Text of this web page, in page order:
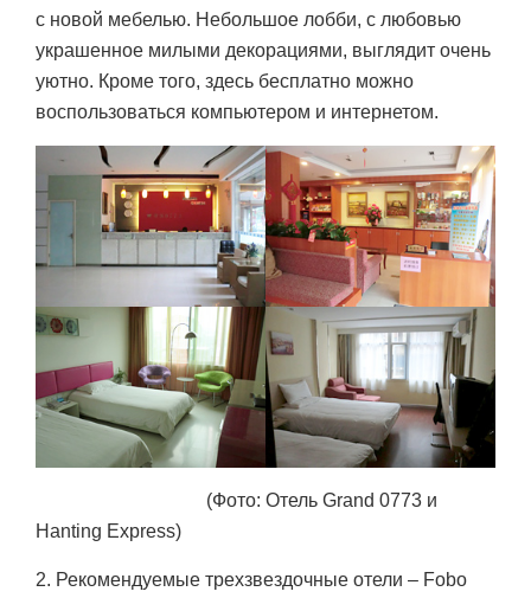
с новой мебелью. Небольшое лобби, с любовью
украшенное милыми декорациями, выглядит очень
уютно. Кроме того, здесь бесплатно можно
воспользоваться компьютером и интернетом.
(Фото: Отель Grand 0773 и
Hanting Express)
2. Рекомендуемые трехзвездочные отели – Fobo